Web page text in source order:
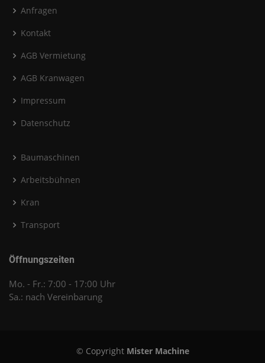
Anfragen
Kontakt
AGB Vermietung
AGB Kranwagen
Impressum
Datenschutz
Baumaschinen
Arbeitsbühnen
Kran
Transport
Öffnungszeiten
Mo. - Fr.: 7:00 - 17:00 Uhr
Sa.: nach Vereinbarung
© Copyright Mister Machine